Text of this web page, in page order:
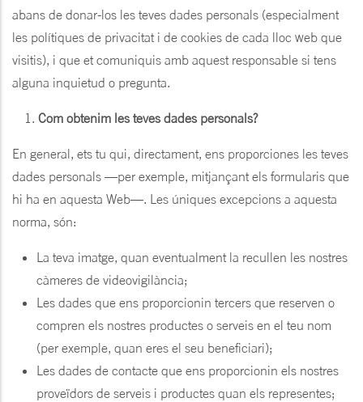
abans de donar-los les teves dades personals (especialment
les polítiques de privacitat i de cookies de cada lloc web que
visitis), i que et comuniquis amb aquest responsable si tens
alguna inquietud o pregunta.
Com obtenim les teves dades personals?
En general, ets tu qui, directament, ens proporciones les teves
dades personals —per exemple, mitjançant els formularis que
hi ha en aquesta Web—. Les úniques excepcions a aquesta
norma, són:
La teva imatge, quan eventualment la recullen les nostres
càmeres de videovigilància;
Les dades que ens proporcionin tercers que reserven o
compren els nostres productes o serveis en el teu nom
(per exemple, quan eres el seu beneficiari);
Les dades de contacte que ens proporcionin els nostres
proveïdors de serveis i productes quan els representes;